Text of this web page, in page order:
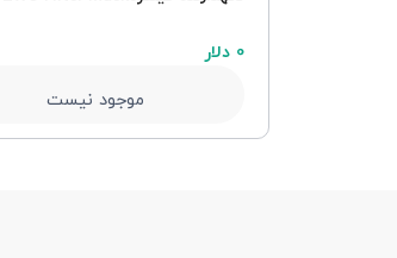
0 دلار
موجود نیست